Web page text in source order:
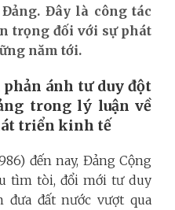
Đây là công tác
trọng đối với sự phát
năm tới.
ánh tư duy đột
trong lý luận về
triển kinh tế
đến nay, Đảng Cộng
tìm tòi, đổi mới tư duy
đất nước vượt qua